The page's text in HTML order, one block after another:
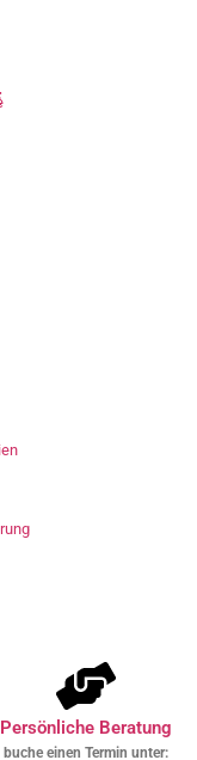
Persönliche Beratung
buche einen Termin unter: